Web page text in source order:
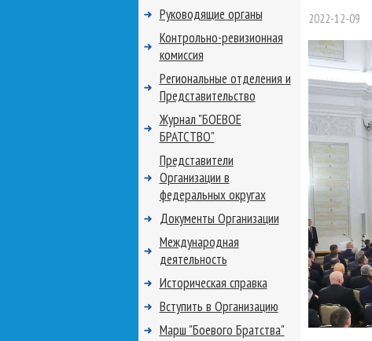
2022-12-09
Руководящие органы
Контрольно-ревизионная
комиссия
Региональные отделения и
Представительство
Журнал "БОЕВОЕ
БРАТСТВО"
Представители
Организации в
федеральных округах
Документы Организации
Международная
деятельность
Историческая справка
Вступить в Организацию
Марш "Боевого Братства"